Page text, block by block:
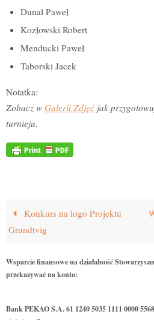
Dunal Paweł
Kozłowski Robert
Menducki Paweł
Taborski Jacek
Notatka:
Zobacz w Galerii Zdjęć jak
turnieju.
Konkurs na logo Projektu
Grundtvig
Wsparcie finansowe na działalność
przekazywać na konto:
Bank PEKAO S.A. 61 1240 5035 1111 0000